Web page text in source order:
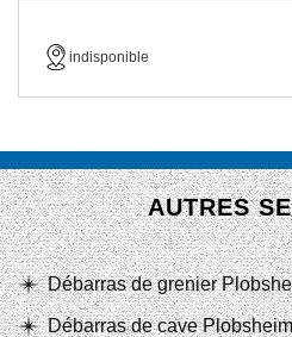
indisponible
AUTRES
Débarras de grenier
Débarras de cave